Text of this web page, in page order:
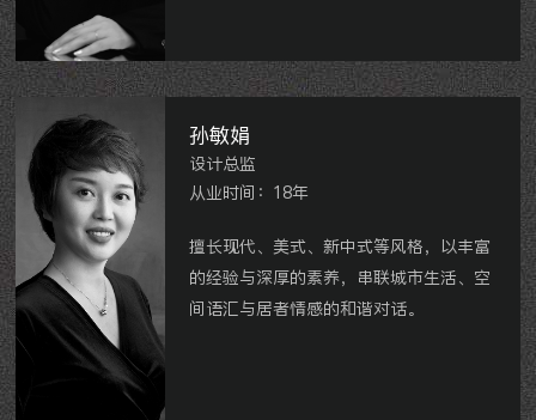
乐星河湾、新城公馆别墅、龙湖香醍漫步
别墅、国宾壹号、星河国际、龙湖原山
等。
孙敏娟
设计总监
从业时间：18年
擅长现代、美式、新中式等风格，以丰富
的经验与深厚的素养，串联城市生活、空
间语汇与居者情感的和谐对话。